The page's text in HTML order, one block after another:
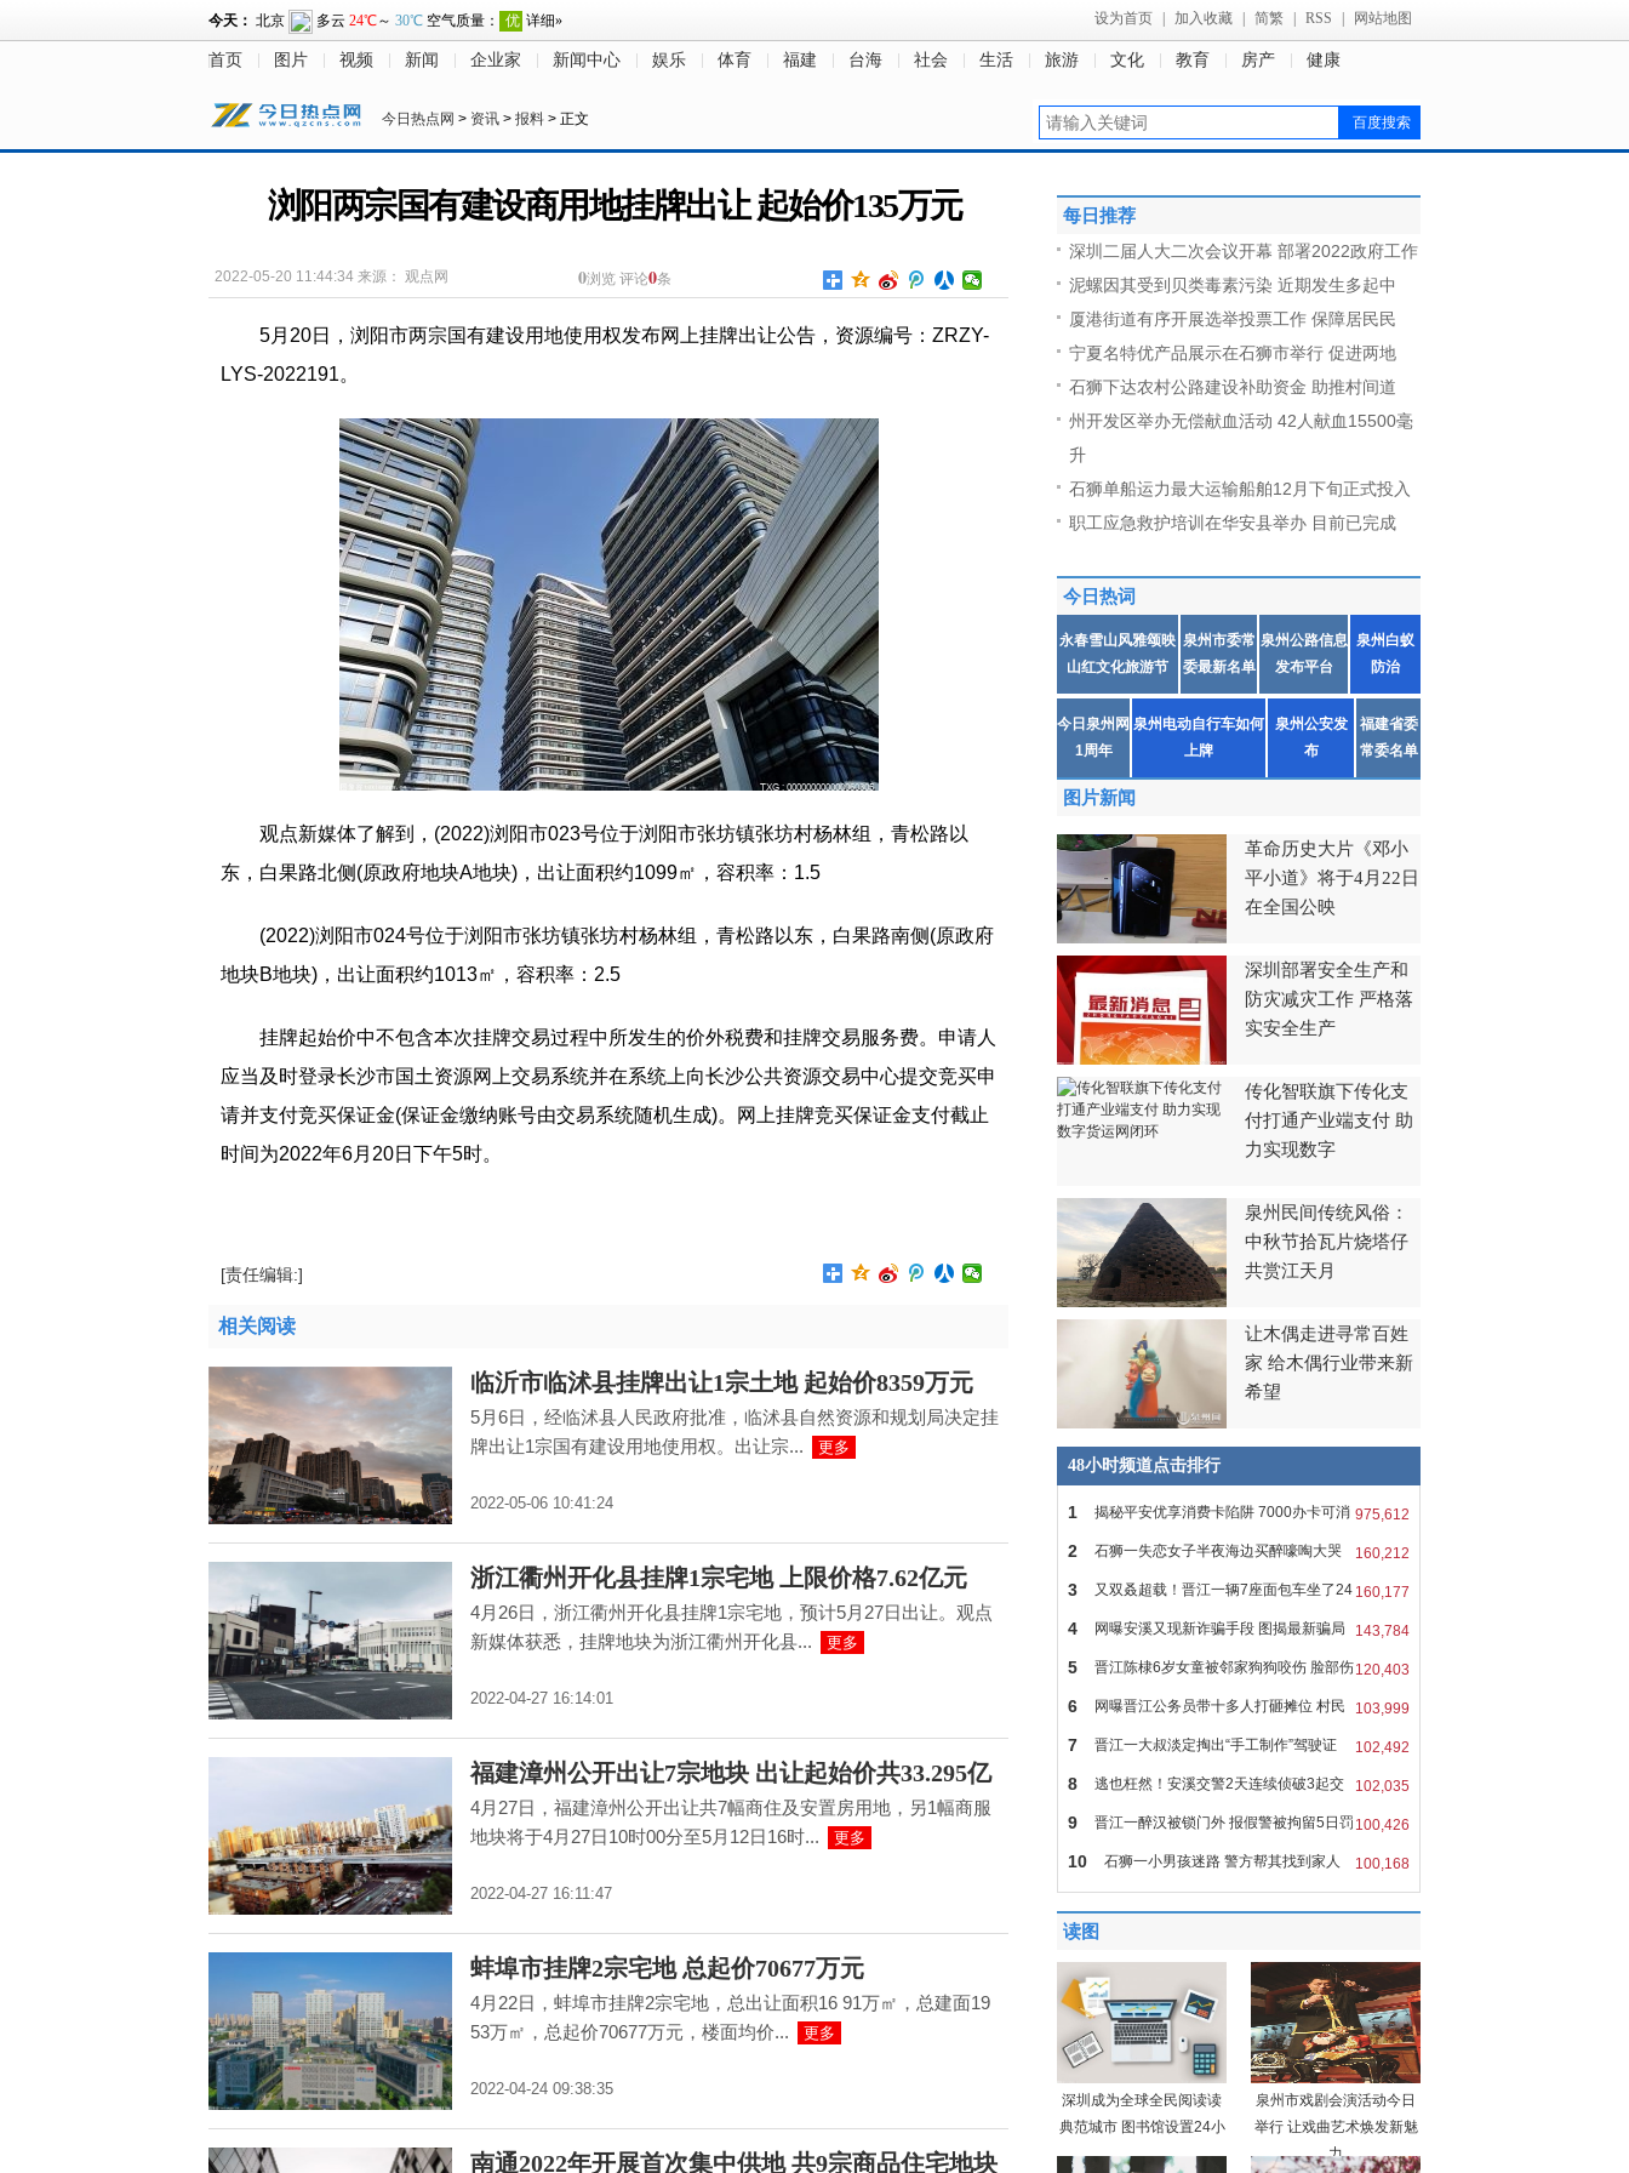
设为首页 加入收藏 简繁 RSS 网站地图
首页 图片 视频 新闻 企业家 新闻中心 娱乐 体育 福建 台海 社会 生活 旅游 文化 教育 房产 健康
今日热点网 > 资讯 > 报料 > 正文
浏阳两宗国有建设商用地挂牌出让 起始价135万元
2022-05-20 11:44:34 来源： 观点网 0浏览 评论0条
5月20日，浏阳市两宗国有建设用地使用权发布网上挂牌出让公告，资源编号：ZRZY-
LYS-2022191。
观点新媒体了解到，(2022)浏阳市023号位于浏阳市张坊镇张坊村杨林组，青松路以
东，白果路北侧(原政府地块A地块)，出让面积约1099㎡，容积率：1.5
(2022)浏阳市024号位于浏阳市张坊镇张坊村杨林组，青松路以东，白果路南侧(原政府
地块B地块)，出让面积约1013㎡，容积率：2.5
挂牌起始价中不包含本次挂牌交易过程中所发生的价外税费和挂牌交易服务费。申请人
应当及时登录长沙市国土资源网上交易系统并在系统上向长沙公共资源交易中心提交竞买申
请并支付竞买保证金(保证金缴纳账号由交易系统随机生成)。网上挂牌竞买保证金支付截止
时间为2022年6月20日下午5时。
[责任编辑:]
相关阅读
临沂市临沭县挂牌出让1宗土地 起始价8359万元
5月6日，经临沭县人民政府批准，临沭县自然资源和规划局决定挂
牌出让1宗国有建设用地使用权。出让宗...
更多
2022-05-06 10:41:24
浙江衢州开化县挂牌1宗宅地 上限价格7.62亿元
4月26日，浙江衢州开化县挂牌1宗宅地，预计5月27日出让。观点
新媒体获悉，挂牌地块为浙江衢州开化县...
更多
2022-04-27 16:14:01
福建漳州公开出让7宗地块 出让起始价共33.295亿
4月27日，福建漳州公开出让共7幅商住及安置房用地，另1幅商服
地块将于4月27日10时00分至5月12日16时...
更多
2022-04-27 16:11:47
蚌埠市挂牌2宗宅地 总起价70677万元
4月22日，蚌埠市挂牌2宗宅地，总出让面积16 91万㎡，总建面19
53万㎡，总起价70677万元，楼面均价...
更多
2022-04-24 09:38:35
南通2022年开展首次集中供地 共9宗商品住宅地块
每日推荐
深圳二届人大二次会议开幕 部署2022政府工作
泥螺因其受到贝类毒素污染 近期发生多起中
厦港街道有序开展选举投票工作 保障居民民
宁夏名特优产品展示在石狮市举行 促进两地
石狮下达农村公路建设补助资金 助推村间道
州开发区举办无偿献血活动 42人献血15500毫
升
石狮单船运力最大运输船舶12月下旬正式投入
职工应急救护培训在华安县举办 目前已完成
今日热词
永春雪山风雅颂映
山红文化旅游节
泉州市委常
委最新名单
泉州公路信息
发布平台
泉州白蚁
防治
今日泉州网
1周年
泉州电动自行车如何
上牌
泉州公安发
布
福建省委
常委名单
图片新闻
革命历史大片《邓小
平小道》将于4月22日
在全国公映
深圳部署安全生产和
防灾减灾工作 严格落
实安全生产
传化智联旗下传化支
付打通产业端支付 助
力实现数字
泉州民间传统风俗：
中秋节拾瓦片烧塔仔
共赏江天月
让木偶走进寻常百姓
家 给木偶行业带来新
希望
48小时频道点击排行
975,612
1 揭秘平安优享消费卡陷阱 7000办卡可消
160,212
2 石狮一失恋女子半夜海边买醉嚎啕大哭
160,177
3 又双叒超载！晋江一辆7座面包车坐了24
人 143,784
4 网曝安溪又现新诈骗手段 图揭最新骗局
120,403
5 晋江陈棣6岁女童被邻家狗狗咬伤 脸部伤
103,999
6 网曝晋江公务员带十多人打砸摊位 村民
102,492
7 晋江一大叔淡定掏出“手工制作”驾驶证
102,035
8 逃也枉然！安溪交警2天连续侦破3起交
通 100,426
9 晋江一醉汉被锁门外 报假警被拘留5日罚
100,168
10 石狮一小男孩迷路 警方帮其找到家人
读图
深圳成为全球全民阅读读
典范城市 图书馆设置24小
泉州市戏剧会演活动今日
举行 让戏曲艺术焕发新魅
力